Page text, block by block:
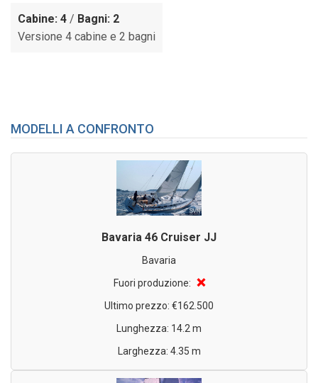
Cabine: 4 / Bagni: 2
Versione 4 cabine e 2 bagni
MODELLI A CONFRONTO
Bavaria 46 Cruiser JJ
Bavaria
Fuori produzione: ❌
Ultimo prezzo: €162.500
Lunghezza: 14.2 m
Larghezza: 4.35 m